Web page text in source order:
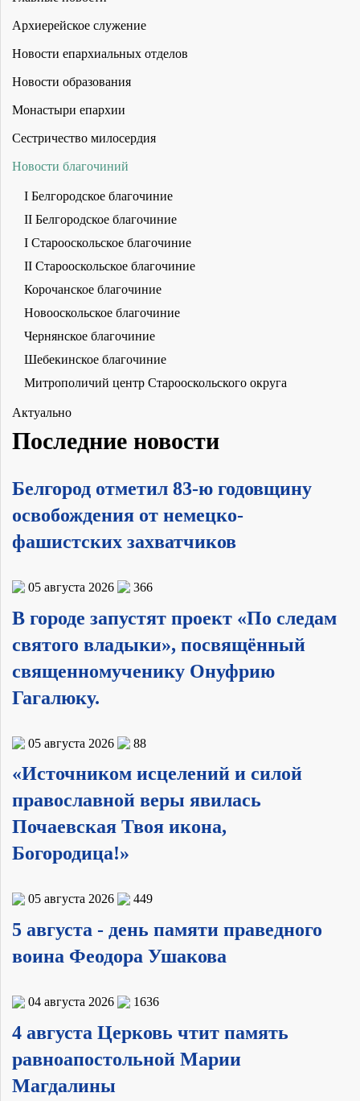
Архиерейское служение
Новости епархиальных отделов
Новости образования
Монастыри епархии
Сестричество милосердия
Новости благочиний
I Белгородское благочиние
II Белгородское благочиние
I Старооскольское благочиние
II Старооскольское благочиние
Корочанское благочиние
Новооскольское благочиние
Чернянское благочиние
Шебекинское благочиние
Митрополичий центр Старооскольского округа
Актуально
Последние новости
Белгород отметил 83-ю годовщину
освобождения от немецко-
фашистских захватчиков
05 августа 2026 366
В городе запустят проект «По следам
святого владыки», посвящённый
священномученику Онуфрию
Гагалюку.
05 августа 2026 88
«Источником исцелений и силой
православной веры явилась
Почаевская Твоя икона,
Богородица!»
05 августа 2026 449
5 августа - день памяти праведного
воина Феодора Ушакова
04 августа 2026 1636
4 августа Церковь чтит память
равноапостольной Марии
Магдалины